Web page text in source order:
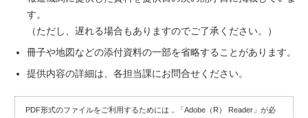
す。
（ただし、遅れる場合もありますのでご了承ください。）
冊子や地図などの添付資料の一部を省略することがあります。
提供内容の詳細は、各担当課にお問合せください。
PDF形式のファイルをご利用するためには，「Adobe（R） Reader」が必